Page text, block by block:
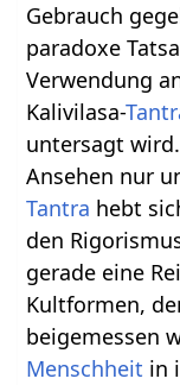
Gebrauch
paradoxe
Verwendung
Kalivilasa-
untersagt
Ansehen nur
Tantra hebt
den
gerade eine
Kultformen,
beigemessen
Menschheit in